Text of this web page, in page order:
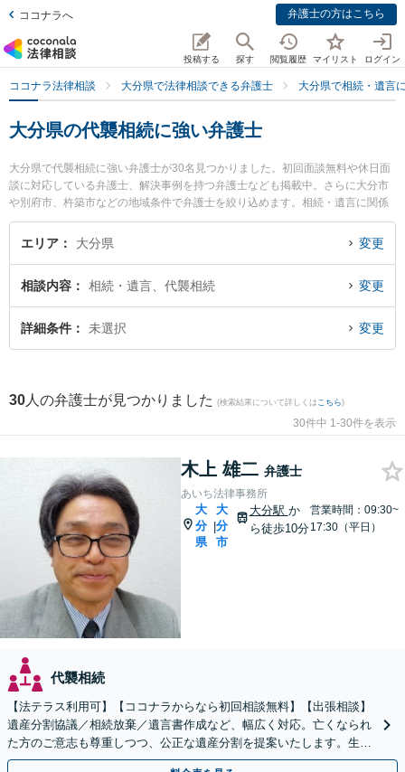
ココナラへ 弁護士の方はこちら
投稿する 探す 閲覧履歴 マイリスト ログイン
ココナラ法律相談 大分県で法律相談できる弁護士 大分県で相続・遺言
大分県の代襲相続に強い弁護士
大分県で代襲相続に強い弁護士が30名見つかりました。初回面談無料や休日面
談に対応している弁護士、解決事例を持つ弁護士なども掲載中。さらに大分市
や別府市、杵築市などの地域条件で弁護士を絞り込めます。相続・遺言に関係
する家族間の相続トラブルや認知症の相続、遺産分割等の細かな分野での絞り
込み検索もでき便利です。特にあいち法律事務所の木上 雄二弁護士や虎ノ門法
土日や夜間に発生した代襲相続のトラブルを今すぐに弁護士に相談したい』
『代襲相続のトラブル解決の実績豊富な近くの弁護士を検索したい』『初回相
談無料で代襲相続を法律相談できる大分県内の弁護士に相談予約したい』など
エリア 大分県 変更
相談内容 相続・遺言、代襲相続 変更
詳細条件 未選択 変更
30 人の弁護士が見つかりました (検索結果について詳しくは こちら)
30件中 1-30件を表示
木上 雄二 弁護士
あいち法律事務所
大
分
県
|
大
分
市
大分駅 か
ら徒歩10分
営業時間：09:30~
17:30（平日）
代襲相続
【法テラス利用可】【ココナラからなら初回相談無料】【出張相談】
遺産分割協議／相続放棄／遺言書作成など、幅広く対応。亡くなられ
た方のご意志も尊重しつつ、公正な遺産分割を提案いたします。生前
対策もぜひ弁護士にお任せください【休日・夜間面談対応】